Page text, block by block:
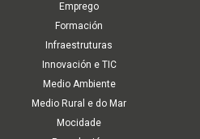
Emprego
Formación
Infraestruturas
Innovación e TIC
Medio Ambiente
Medio Rural e do Mar
Mocidade